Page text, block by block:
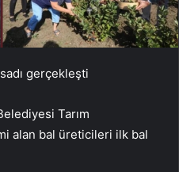
gerçekleşti
Tarım
alan bal üreticileri ilk bal